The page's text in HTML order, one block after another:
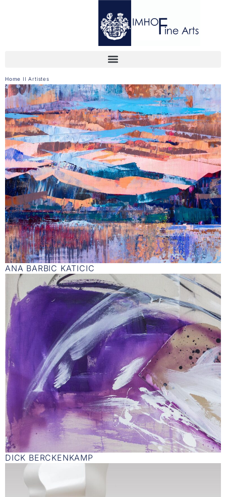
Home IIArtistes
ANA BARBIC KATICIC
DICK BERCKENKAMP